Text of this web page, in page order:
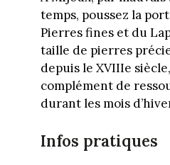
temps, poussez la
Pierres fines et du
taille de pierres
depuis le XVIIIe
complément de
durant les mois
Infos pratiques